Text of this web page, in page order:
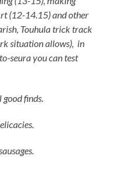
(12-14.15) and other
Touhula trick track
situation allows), in
seura you can test
finds.